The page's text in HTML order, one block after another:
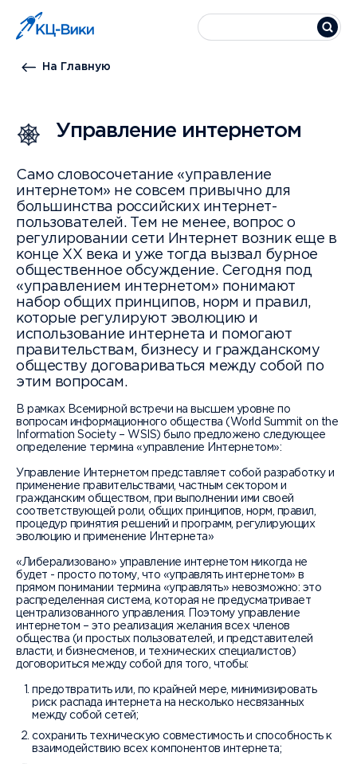
На Главную
Управление интернетом
Само словосочетание «управление
интернетом» не совсем привычно для
большинства российских интернет-
пользователей. Тем не менее, вопрос о
регулировании сети Интернет возник еще в
конце ХХ века и уже тогда вызвал бурное
общественное обсуждение. Сегодня под
«управлением интернетом» понимают
набор общих принципов, норм и правил,
которые регулируют эволюцию и
использование интернета и помогают
правительствам, бизнесу и гражданскому
обществу договариваться между собой по
этим вопросам.
В рамках Всемирной встречи на высшем уровне по
вопросам информационного общества (World Summit on the
Information Society – WSIS) было предложено следующее
определение термина «управление Интернетом»:
Управление Интернетом представляет собой разработку и
применение правительствами, частным сектором и
гражданским обществом, при выполнении ими своей
соответствующей роли, общих принципов, норм, правил,
процедур принятия решений и программ, регулирующих
эволюцию и применение Интернета»
«Либерализовано» управление интернетом никогда не
будет - просто потому, что «управлять интернетом» в
прямом понимании термина «управлять» невозможно: это
распределенная система, которая не предусматривает
централизованного управления. Поэтому управление
интернетом – это реализация желания всех членов
общества (и простых пользователей, и представителей
власти, и бизнесменов, и технических специалистов)
договориться между собой для того, чтобы:
предотвратить или, по крайней мере, минимизировать
риск распада интернета на несколько несвязанных
между собой сетей;
сохранить техническую совместимость и способность к
взаимодействию всех компонентов интернета;